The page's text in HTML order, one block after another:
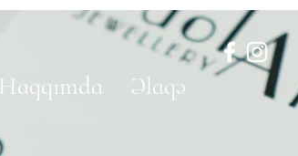
Haqqımda Əlaqə